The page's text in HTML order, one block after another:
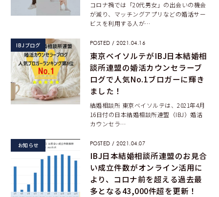
コロナ禍では「20代男女」の出会いの機会
が減り、マッチングアプリなどの婚活サー
ビスを利用する人が…
IBJブログ POSTED / 2021.04.16
東京ベイソルテがIBJ日本結婚相
談所連盟の婚活カウンセラーブ
ログで人気No.1ブロガーに輝き
ました！
結婚相談所 東京ベイソルテは、2021年4月
16日付の日本結婚相談所連盟（IBJ）婚活
カウンセラ…
お知らせ POSTED / 2021.04.07
IBJ日本結婚相談所連盟のお見合
い成立件数がオンライン活用に
より、コロナ前を超える過去最
多となる43,000件超を更新！